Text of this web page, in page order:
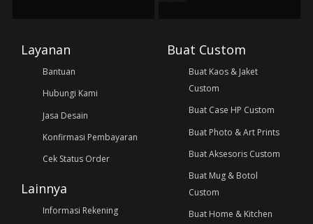
Layanan
Bantuan
Hubungi Kami
Jasa Desain
Konfirmasi Pembayaran
Cek Status Order
Lainnya
Informasi Rekening
Buat Custom
Buat Kaos & Jaket
Custom
Buat Case HP Custom
Buat Photo & Art Prints
Buat Aksesoris Custom
Buat Mug & Botol
Custom
Buat Home & Kitchen